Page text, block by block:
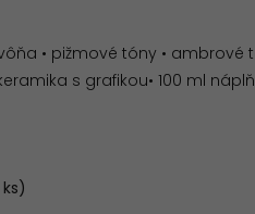
• pižmové tóny • ambrové
s grafikou• 100 ml náplň